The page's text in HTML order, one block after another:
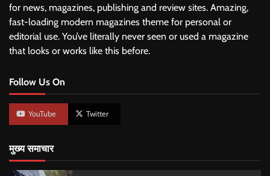
for news, magazines, publishing and review sites. Amazing,
fast-loading modern magazines theme for personal or
editorial use. You’ve literally never seen or used a magazine
that looks or works like this before.
Follow Us On
YouTube Twitter
मुख्य समाचार